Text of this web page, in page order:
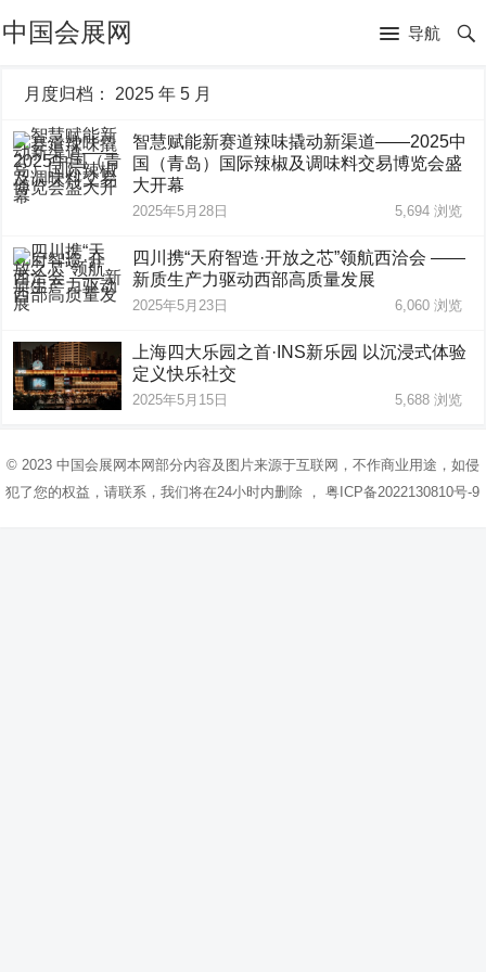
中国会展网 导航
月度归档： 2025 年 5 月
智慧赋能新赛道辣味撬动新渠道——2025中
国（青岛）国际辣椒及调味料交易博览会盛
大开幕
2025年5月28日 5,694浏览
四川携“天府智造·开放之芯”领航西洽会 ——
新质生产力驱动西部高质量发展
2025年5月23日 6,060浏览
上海四大乐园之首·INS新乐园 以沉浸式体验
定义快乐社交
2025年5月15日 5,688浏览
© 2023 中国会展网本网部分内容及图片来源于互联网，不作商业用途，如侵
犯了您的权益，请联系，我们将在24小时内删除 ，粤ICP备2022130810号-9